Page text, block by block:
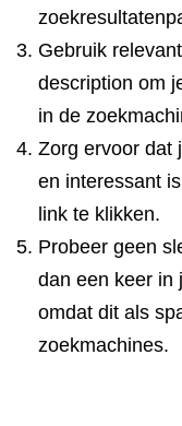
Gebruik
description om
in de
Zorg ervoor dat
en interessant
link te klikken.
Probeer geen
dan een keer in
omdat dit als
zoekmachines.